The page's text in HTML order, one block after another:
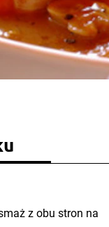
z obu stron na